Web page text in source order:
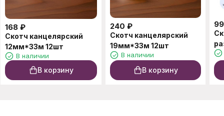
168 ₽
Скотч канцелярский
12мм*33м 12шт
В наличии
В корзину
240 ₽
Скотч канцелярский
19мм*33м 12шт
В наличии
В корзину
99